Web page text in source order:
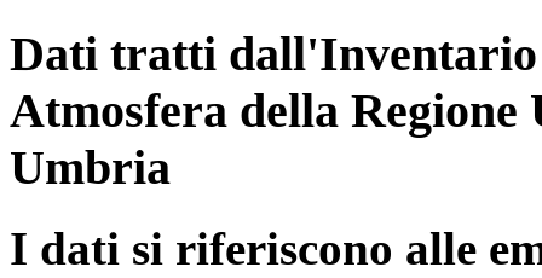
Dati tratti dall'Inventario
Atmosfera della
Umbria
I dati si riferiscono alle